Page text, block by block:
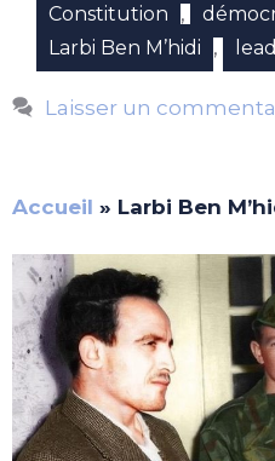
Constitution ,
Larbi Ben M’hidi ,
Laisser un
Accueil » Larbi Ben